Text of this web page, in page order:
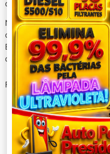
quarta-feira.
Na virada da tabela, o
contra o Aymorés, no
Encerramento da fase
do North, na quarta-feira,
Fonte: